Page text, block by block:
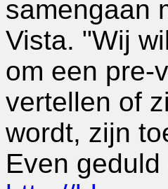
samengaan
Vista. "Wij
om een pre-
vertellen of
wordt, zijn
Even